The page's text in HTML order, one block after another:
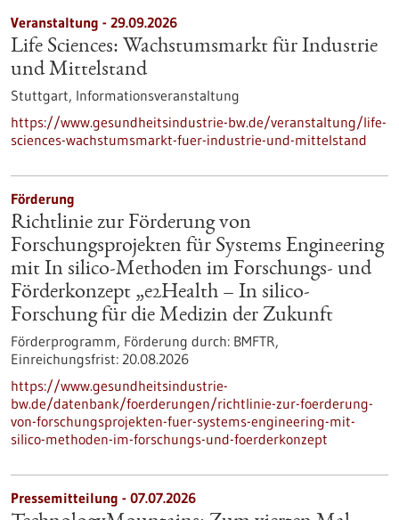
Veranstaltung - 29.09.2026
Life Sciences: Wachstumsmarkt für Industrie
und Mittelstand
Stuttgart, Informationsveranstaltung
https://www.gesundheitsindustrie-bw.de/veranstaltung/life-
sciences-wachstumsmarkt-fuer-industrie-und-mittelstand
Förderung
Richtlinie zur Förderung von
Forschungsprojekten für Systems Engineering
mit In silico-Methoden im Forschungs- und
Förderkonzept „e2Health – In silico-
Forschung für die Medizin der Zukunft
Förderprogramm, Förderung durch: BMFTR,
Einreichungsfrist: 20.08.2026
https://www.gesundheitsindustrie-
bw.de/datenbank/foerderungen/richtlinie-zur-foerderung-
von-forschungsprojekten-fuer-systems-engineering-mit-
silico-methoden-im-forschungs-und-foerderkonzept
Pressemitteilung - 07.07.2026